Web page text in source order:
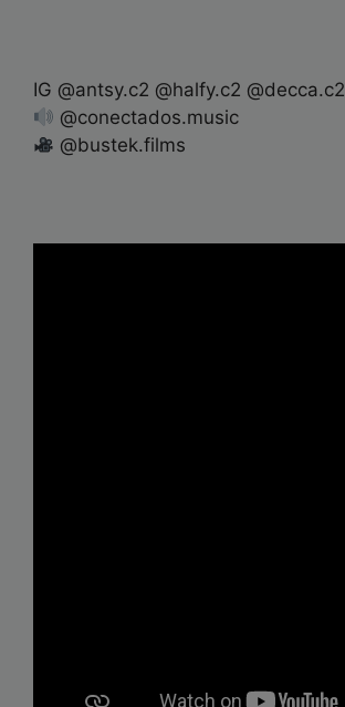
IG @antsy.c2 @halfy.c2 @decca.c2
@conectados.music
@bustek.films